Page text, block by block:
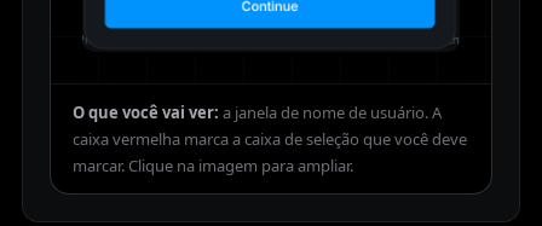
O que você vai ver: a janela de nome de usuário. A
caixa vermelha marca a caixa de seleção que você deve
marcar.